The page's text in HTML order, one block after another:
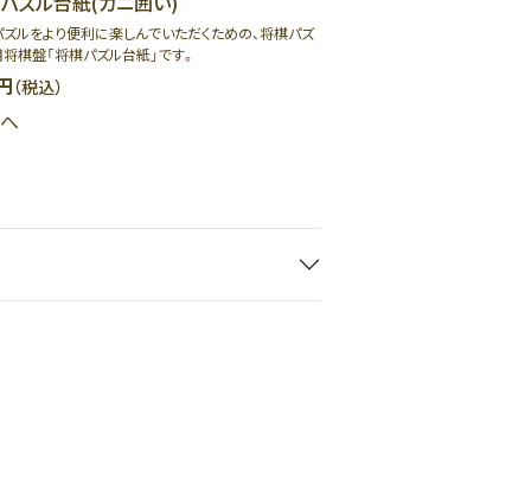
ルをより便利に楽しんでいただくための、将棋パズ
棋盤「将棋パズル台紙」です。
（税込）